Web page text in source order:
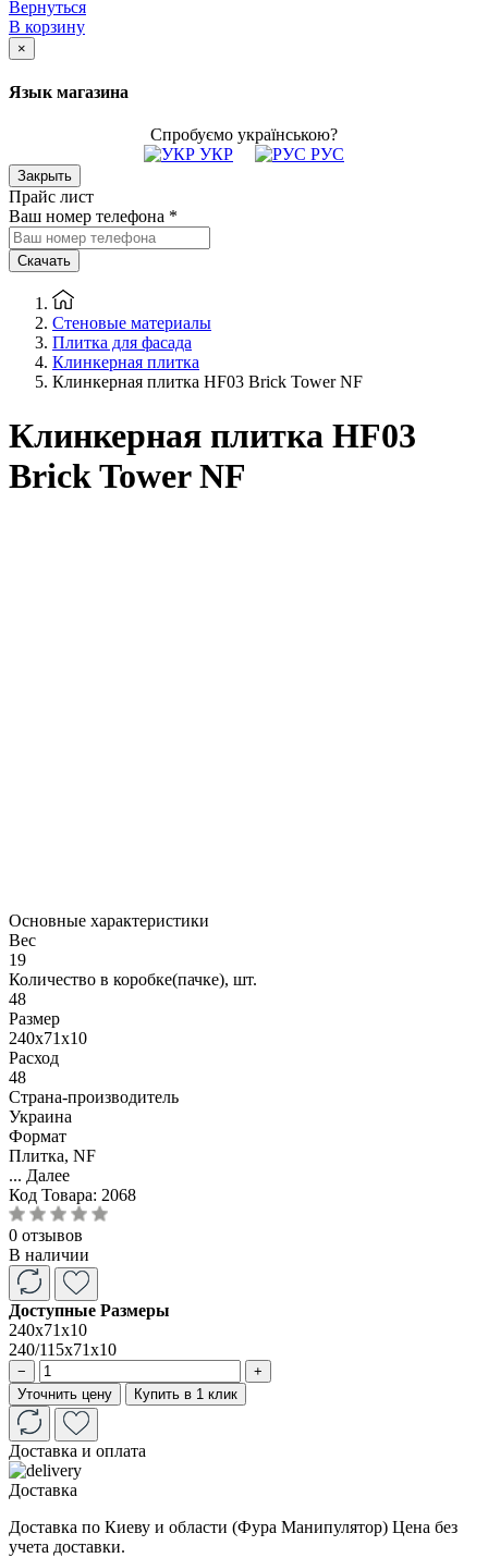
Вернуться
В корзину
×
Язык магазина
Спробуємо українською?
УКР
РУС
Закрыть
Прайс лист
Ваш номер телефона *
Скачать
Стеновые материалы
Плитка для фасада
Клинкерная плитка
Клинкерная плитка HF03 Brick Tower NF
Клинкерная плитка HF03
Brick Tower NF
Основные характеристики
Вес
19
Количество в коробке(пачке), шт.
48
Размер
240x71x10
Расход
48
Страна-производитель
Украина
Формат
Плитка, NF
... Далее
Код Товара: 2068
0 отзывов
В наличии
Доступные Размеры
240x71x10
240/115x71x10
−
+
Уточнить цену
Купить в 1 клик
Доставка и оплата
Доставка
Доставка по Киеву и области (Фура Манипулятор) Цена без
учета доставки.